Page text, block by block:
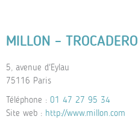
MILLON – TROCADERO
5, avenue d'Eylau
75116 Paris
Téléphone : 01 47 27 95 34
Site web : http://www.millon.com